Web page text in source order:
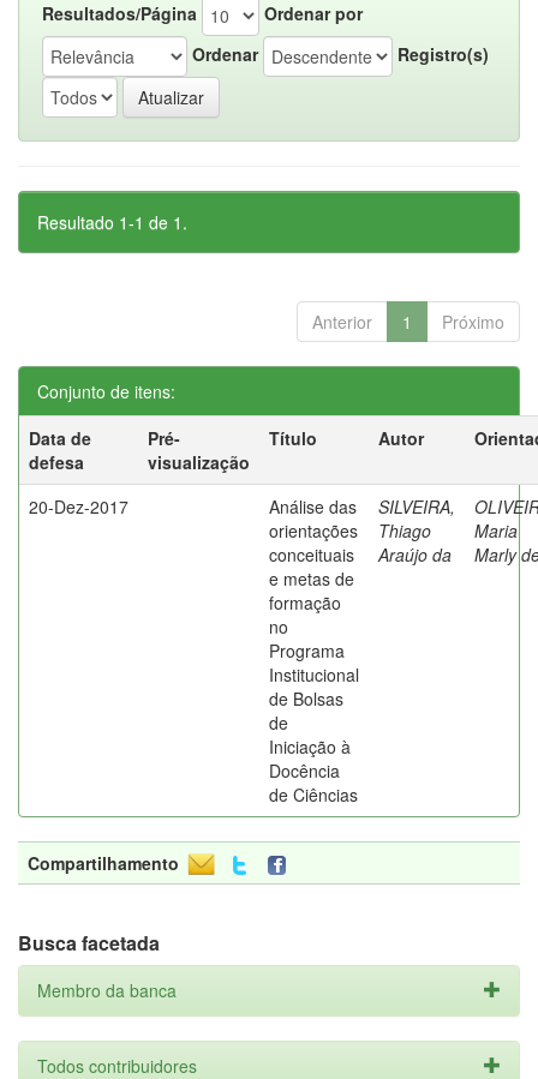
Resultados/Página
Ordenar por
Ordenar
Registro(s)
Resultado 1-1 de 1.
Anterior 1 Próximo
Conjunto de itens:
Data de
defesa
Pré-
visualização
Título Autor
20-Dez-2017
Análise das
orientações
conceituais
e metas de
formação
no
Programa
Institucional
de Bolsas
de
Iniciação à
Docência
de Ciências
SILVEIRA,
Thiago
Araújo da
Maria
Marly
Compartilhamento
Busca facetada
Membro da banca
Todos contribuidores